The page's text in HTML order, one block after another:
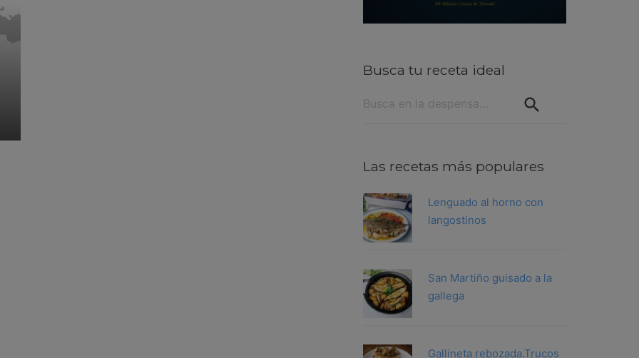
Busca tu receta ideal
Las recetas más populares
Lenguado al horno con
langostinos
San Martiño guisado a la
gallega
Gallineta rebozada.Trucos